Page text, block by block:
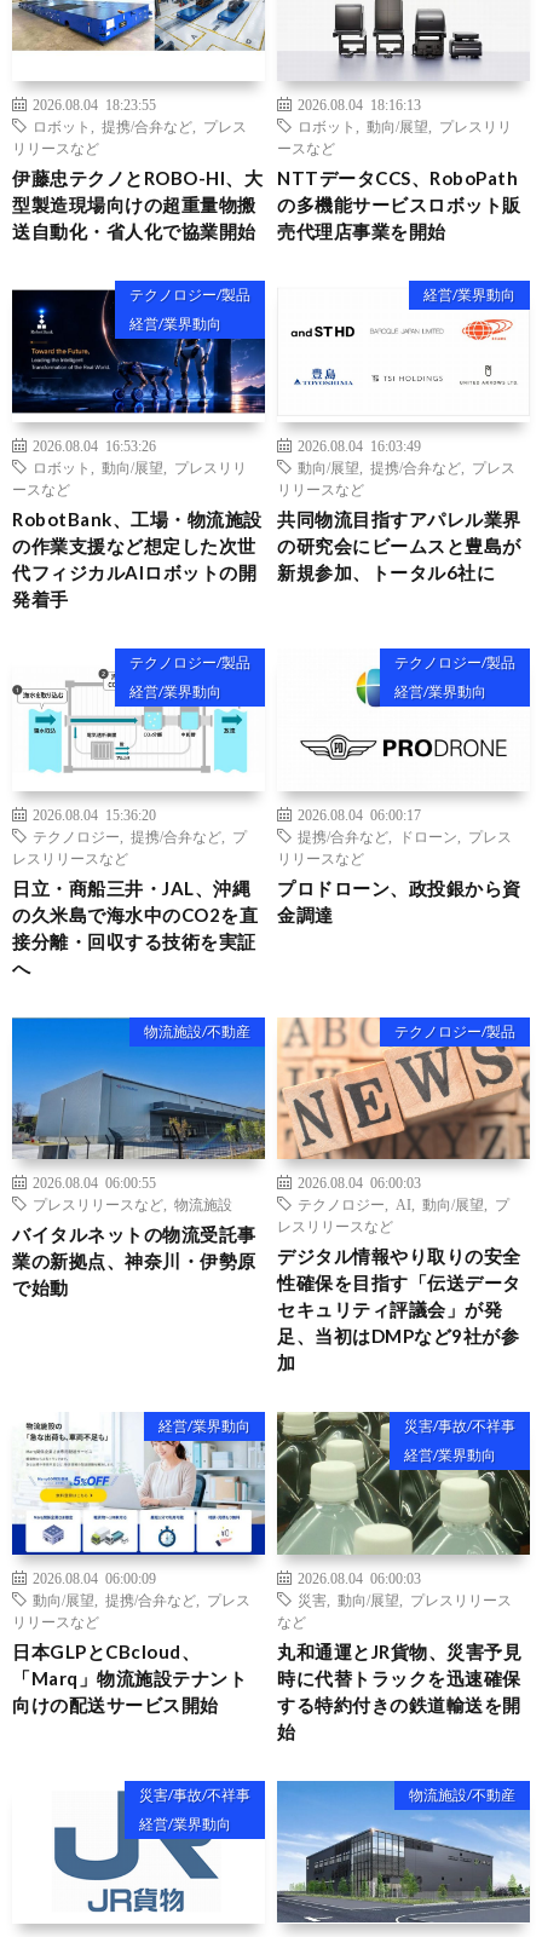
2026.08.04 18:23:55
ロボット
提携/合弁など
プレス
リリースなど
伊藤忠テクノとROBO-HI、大
型製造現場向けの超重量物搬
送自動化・省人化で協業開始
2026.08.04 18:16:13
ロボット
動向/展望
プレスリリ
ースなど
NTTデータCCS、RoboPath
の多機能サービスロボット販
売代理店事業を開始
テクノロジー/製品
経営/業界動向
2026.08.04 16:53:26
ロボット
動向/展望
プレスリリ
ースなど
RobotBank、工場・物流施設
の作業支援など想定した次世
代フィジカルAIロボットの開
発着手
経営/業界動向
2026.08.04 16:03:49
動向/展望
提携/合弁など
プレス
リリースなど
共同物流目指すアパレル業界
の研究会にビームスと豊島が
新規参加、トータル6社に
テクノロジー/製品
経営/業界動向
2026.08.04 15:36:20
テクノロジー
提携/合弁など
プ
レスリリースなど
日立・商船三井・JAL、沖縄
の久米島で海水中のCO2を直
接分離・回収する技術を実証
へ
テクノロジー/製品
経営/業界動向
2026.08.04 06:00:17
提携/合弁など
ドローン
プレス
リリースなど
プロドローン、政投銀から資
金調達
物流施設/不動産
2026.08.04 06:00:55
プレスリリースなど
物流施設
バイタルネットの物流受託事
業の新拠点、神奈川・伊勢原
で始動
テクノロジー/製品
2026.08.04 06:00:03
テクノロジー
AI 動向/展望
プ
レスリリースなど
デジタル情報やり取りの安全
性確保を目指す「伝送データ
セキュリティ評議会」が発
足、当初はDMPなど9社が参
加
経営/業界動向
2026.08.04 06:00:09
動向/展望
提携/合弁など
プレス
リリースなど
日本GLPとCBcloud、
「Marq」物流施設テナント
向けの配送サービス開始
災害/事故/不祥事
経営/業界動向
2026.08.04 06:00:03
災害
動向/展望
プレスリリース
など
丸和通運とJR貨物、災害予見
時に代替トラックを迅速確保
する特約付きの鉄道輸送を開
始
災害/事故/不祥事
経営/業界動向
物流施設/不動産